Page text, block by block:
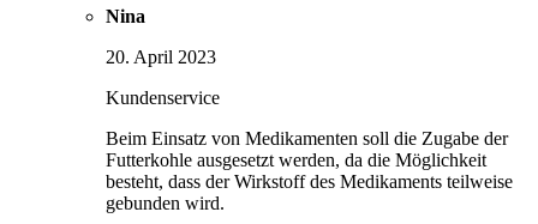
Nina
20. April 2023
Kundenservice
Beim Einsatz von Medikamenten soll die Zugabe der
Futterkohle ausgesetzt werden, da die Möglichkeit
besteht, dass der Wirkstoff des Medikaments teilweise
gebunden wird.